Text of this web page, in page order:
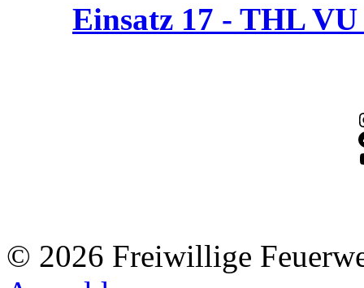
Einsatz 17 - THL
© 2026 Freiwillige